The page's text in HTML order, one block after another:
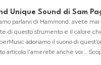
Unique Sound di Sam
parlarvi di Hammond: avete mai
di questo strumento e il calore
adoriamo il suono di
articolo l’amerete anche voi ..